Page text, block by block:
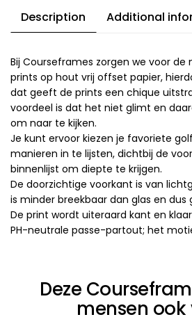
Description Additional
Bij Courseframes zorgen we voor
prints op hout vrij offset papier,
dat geeft de prints een chique
voordeel is dat het niet glimt en
om naar te kijken.
Je kunt ervoor kiezen je favoriete
manieren in te lijsten, dichtbij de
binnenlijst om diepte te krijgen.
De doorzichtige voorkant is van
is minder breekbaar dan glas en dus
De print wordt uiteraard kant en
PH-neutrale passe-partout; het
Deze
mensen